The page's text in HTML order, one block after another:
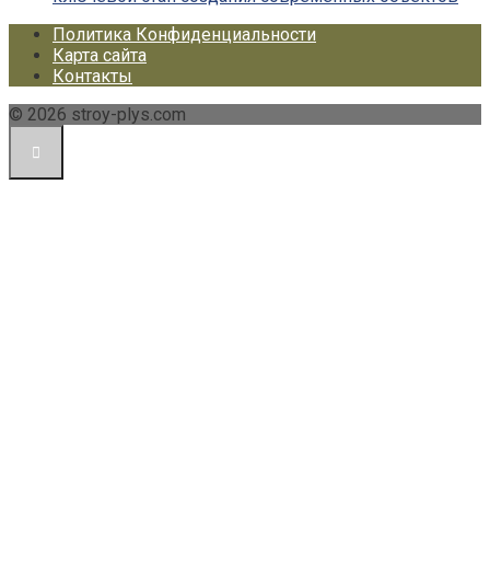
Политика Конфиденциальности
Карта сайта
Контакты
© 2026 stroy-plys.com